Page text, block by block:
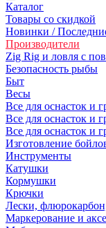
Каталог
Товары со скидкой
Новинки /
Производители
Zig Rig и ловля с
Безoпасность рыбы
Быт
Весы
Все для оснасток и
Все для оснасток и
Все для оснасток и
Изготовление
Инструменты
Катушки
Кормушки
Крючки
Лески,
Маркерование и